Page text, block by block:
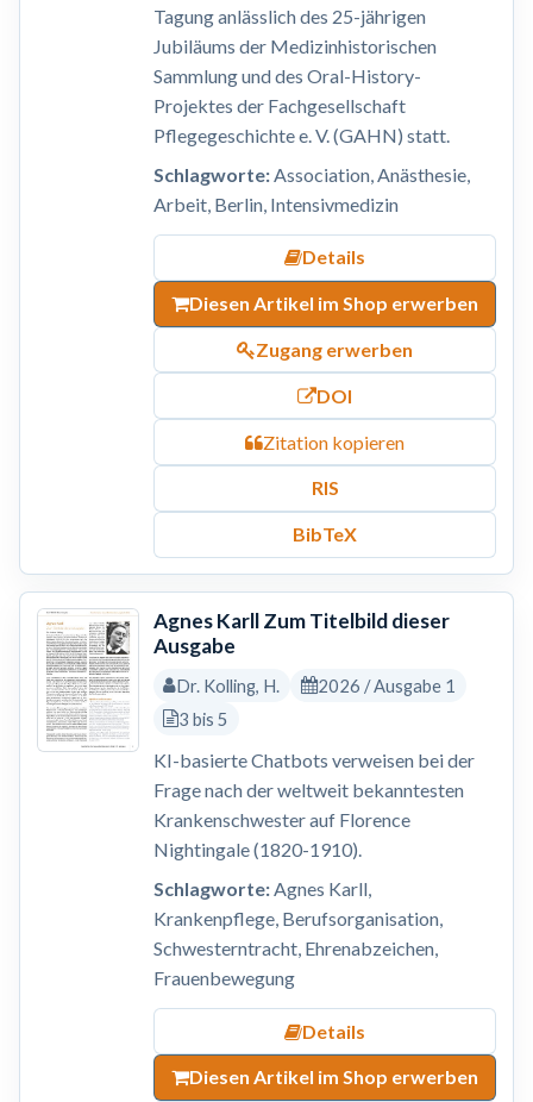
Tagung anlässlich des 25-jährigen
Jubiläums der Medizinhistorischen
Sammlung und des Oral-History-
Projektes der Fachgesellschaft
Pflegegeschichte e. V. (GAHN) statt.
Schlagworte:Association, Anästhesie,
Arbeit, Berlin, Intensivmedizin
Details
Diesen Artikel im Shop erwerben
Zugang erwerben
DOI
Zitation kopieren
RIS
BibTeX
Agnes Karll Zum Titelbild dieser
Ausgabe
Dr. Kolling, H.
2026 / Ausgabe 1
3 bis 5
KI-basierte Chatbots verweisen bei der
Frage nach der weltweit bekanntesten
Krankenschwester auf Florence
Nightingale (1820-1910).
Schlagworte:Agnes Karll,
Krankenpflege, Berufsorganisation,
Schwesterntracht, Ehrenabzeichen,
Frauenbewegung
Details
Diesen Artikel im Shop erwerben